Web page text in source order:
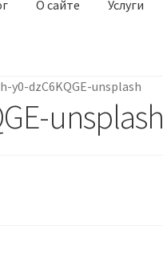
О сайте Услуги
y0-dzC6KQGE-unsplash
unsplash